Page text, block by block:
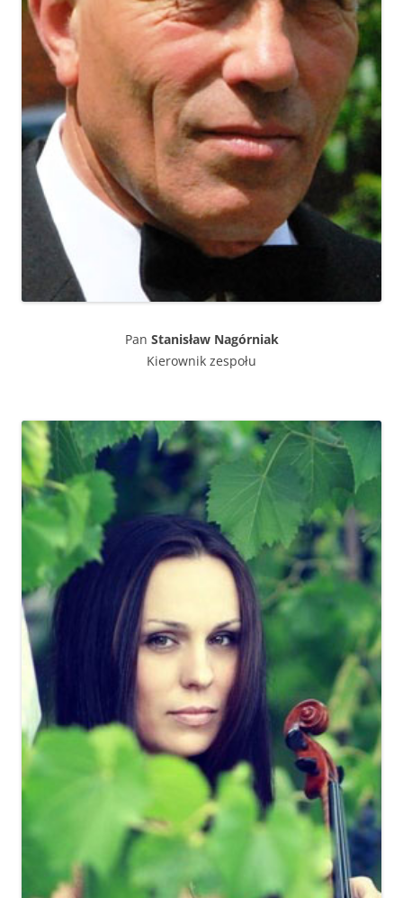
Pan Stanisław Nagórniak
Kierownik zespołu